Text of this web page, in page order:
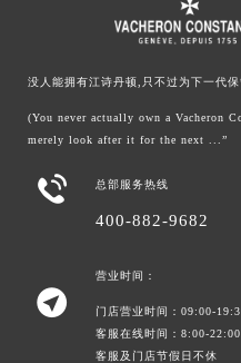
没人能拥有江诗丹顿,只不过为下一代
(You never actually own a Vacheron
merely look after it for the next ...”
 总部服务热线
400-882-9682

营业时间：
门店营业时间：09:00-
客服在线时间：8:00-22:00
客服及门店节假日不休